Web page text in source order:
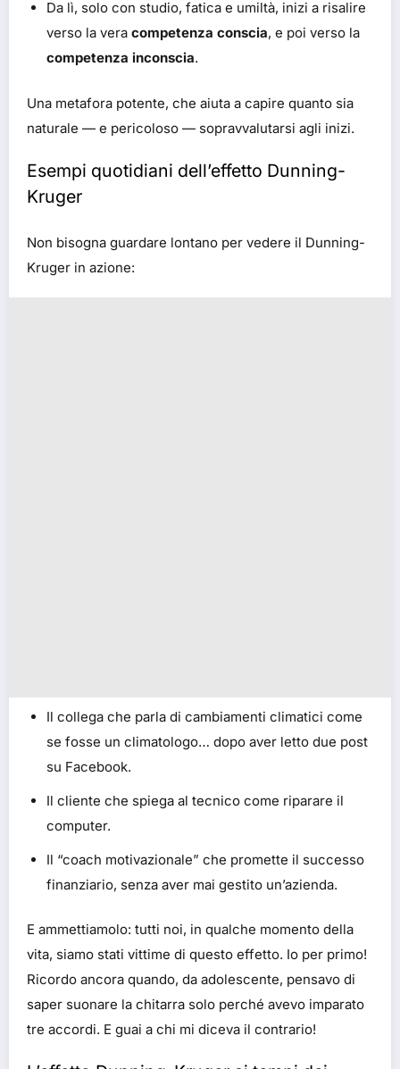
Da lì, solo con studio, fatica e umiltà, inizi a risalire
verso la vera competenza conscia, e poi verso la
competenza inconscia.
Una metafora potente, che aiuta a capire quanto sia
naturale — e pericoloso — sopravvalutarsi agli inizi.
Esempi quotidiani dell’effetto Dunning-
Kruger
Non bisogna guardare lontano per vedere il Dunning-
Kruger in azione:
Il collega che parla di cambiamenti climatici come
se fosse un climatologo… dopo aver letto due post
su Facebook.
Il cliente che spiega al tecnico come riparare il
computer.
Il “coach motivazionale” che promette il successo
finanziario, senza aver mai gestito un’azienda.
E ammettiamolo: tutti noi, in qualche momento della
vita, siamo stati vittime di questo effetto. Io per primo!
Ricordo ancora quando, da adolescente, pensavo di
saper suonare la chitarra solo perché avevo imparato
tre accordi. E guai a chi mi diceva il contrario!